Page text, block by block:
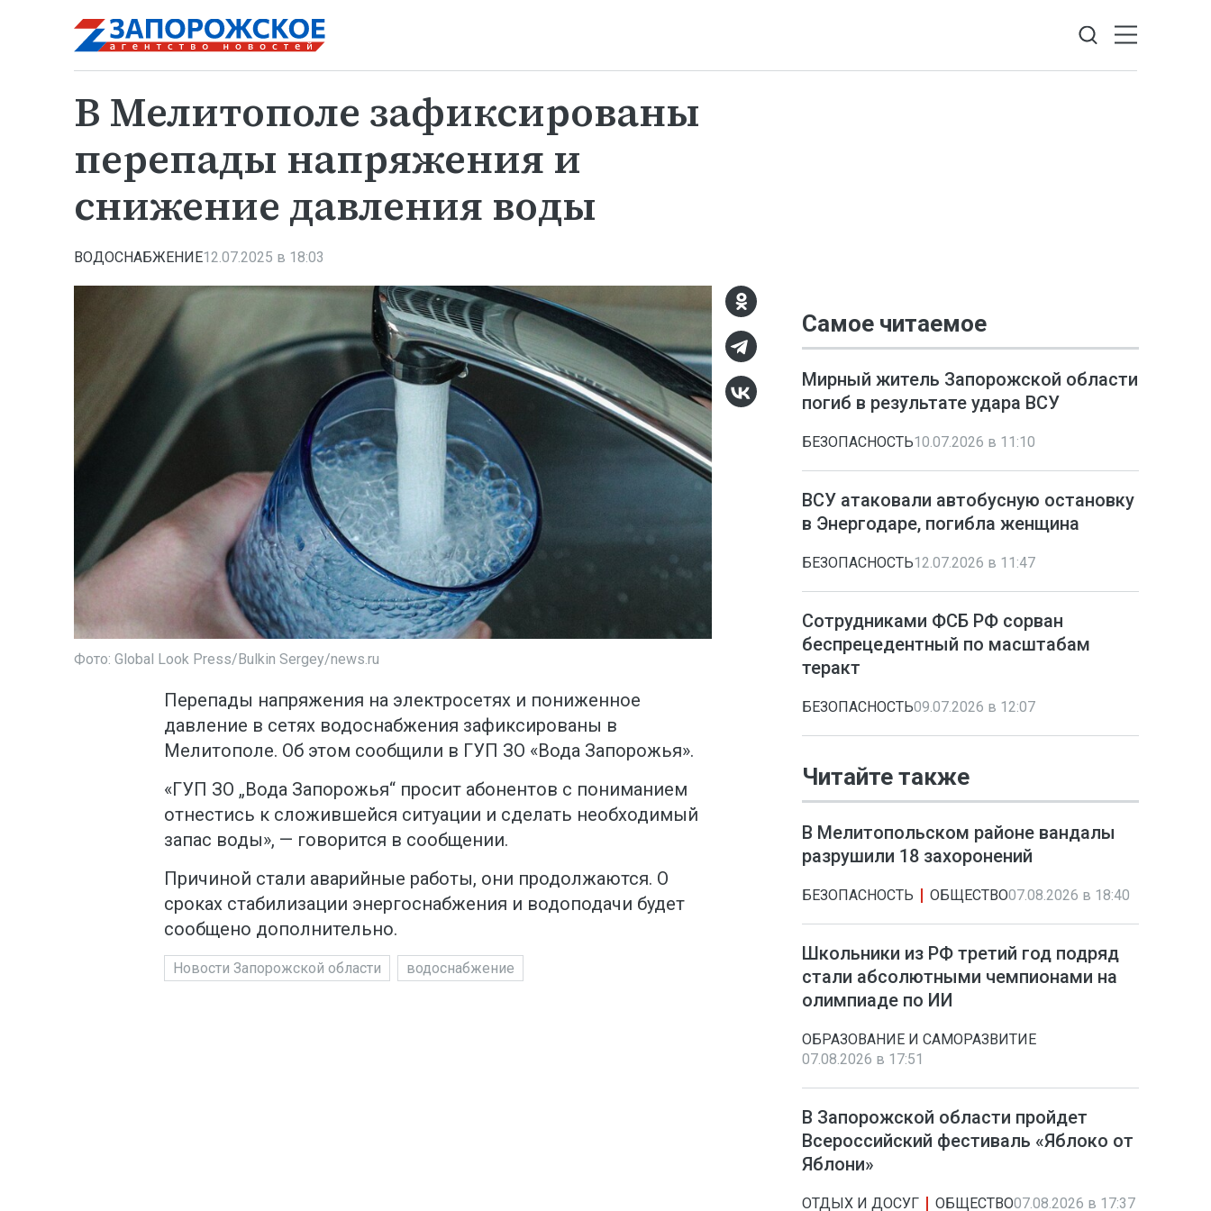
В Мелитополе зафиксированы
перепады напряжения и
снижение давления воды
ВОДОСНАБЖЕНИЕ12.07.2025 в 18:03
Фото: Global Look Press/Bulkin Sergey/news.ru
Перепады напряжения на электросетях и пониженное
давление в сетях водоснабжения зафиксированы в
Мелитополе. Об этом сообщили в ГУП ЗО «Вода Запорожья».
«ГУП ЗО „Вода Запорожья“ просит абонентов с пониманием
отнестись к сложившейся ситуации и сделать необходимый
запас воды», — говорится в сообщении.
Причиной стали аварийные работы, они продолжаются. О
сроках стабилизации энергоснабжения и водоподачи будет
сообщено дополнительно.
Новости Запорожской области водоснабжение
Самое читаемое
Мирный житель Запорожской области
погиб в результате удара ВСУ
БЕЗОПАСНОСТЬ10.07.2026 в 11:10
ВСУ атаковали автобусную остановку
в Энергодаре, погибла женщина
БЕЗОПАСНОСТЬ12.07.2026 в 11:47
Сотрудниками ФСБ РФ сорван
беспрецедентный по масштабам
теракт
БЕЗОПАСНОСТЬ09.07.2026 в 12:07
Читайте также
В Мелитопольском районе вандалы
разрушили 18 захоронений
БЕЗОПАСНОСТЬ ОБЩЕСТВО07.08.2026 в 18:40
Школьники из РФ третий год подряд
стали абсолютными чемпионами на
олимпиаде по ИИ
ОБРАЗОВАНИЕ И САМОРАЗВИТИЕ
07.08.2026 в 17:51
В Запорожской области пройдет
Всероссийский фестиваль «Яблоко от
Яблони»
ОТДЫХ И ДОСУГ ОБЩЕСТВО07.08.2026 в 17:37